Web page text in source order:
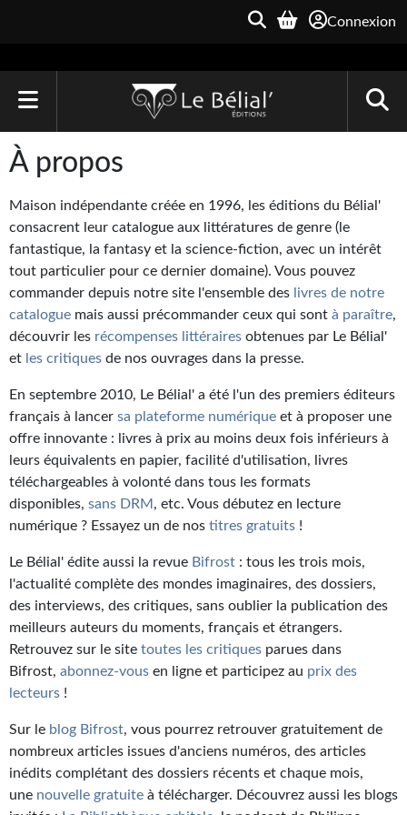
Connexion
Le Bélial'
Une Heure-Lumière
Archive du Futur
Parallaxe
Kvasar
Pulps
Wotan
Étoiles vives
Yellow Submarine
NUMÉRIQUE
Romans et recueils
Une Heure-Lumière
Nouvelles
Bifrost
Livres audio
À propos
Maison indépendante créée en 1996, les éditions du Bélial'
consacrent leur catalogue aux littératures de genre (le
fantastique, la fantasy et la science-fiction, avec un intérêt
tout particulier pour ce dernier domaine). Vous pouvez
commander depuis notre site l'ensemble des livres de notre
catalogue mais aussi précommander ceux qui sont à paraître,
découvrir les récompenses littéraires obtenues par Le Bélial'
et les critiques de nos ouvrages dans la presse.
En septembre 2010, Le Bélial' a été l'un des premiers éditeurs
français à lancer sa plateforme numérique et à proposer une
offre innovante : livres à prix au moins deux fois inférieurs à
leurs équivalents en papier, facilité d'utilisation, livres
téléchargeables à volonté dans tous les formats
disponibles, sans DRM , etc. Vous débutez en lecture
numérique ? Essayez un de nos titres gratuits !
Le Bélial' édite aussi la revue Bifrost : tous les trois mois,
l'actualité complète des mondes imaginaires, des dossiers,
des interviews, des critiques, sans oublier la publication des
meilleurs auteurs du moments, français et étrangers.
Retrouvez sur le site toutes les critiques parues dans
Bifrost, abonnez-vous en ligne et participez au prix des
lecteurs !
Sur le blog Bifrost, vous pourrez retrouver gratuitement de
nombreux articles issues d'anciens numéros, des articles
inédits complétant des dossiers récents et chaque mois,
une nouvelle gratuite à télécharger. Découvrez aussi les blogs